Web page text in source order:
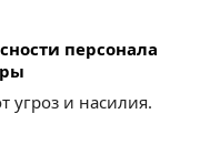
персонала
угроз и насилия.